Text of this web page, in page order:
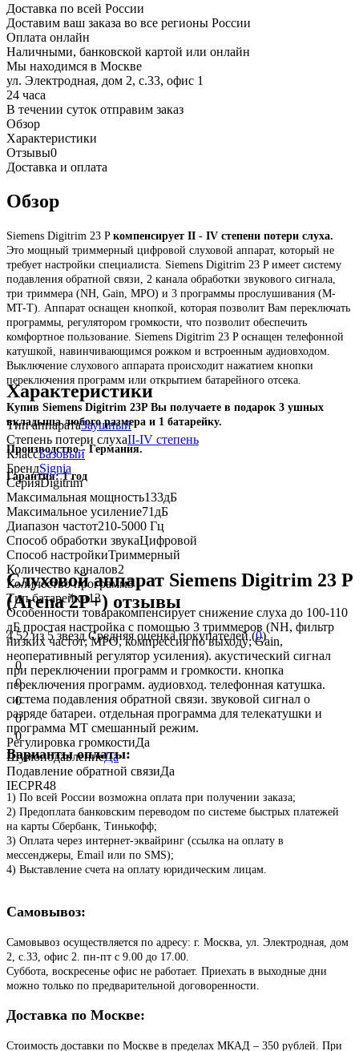
Доставка по всей России
Доставим ваш заказа во все регионы России
Оплата онлайн
Наличными, банковской картой или онлайн
Мы находимся в Москве
ул. Электродная, дом 2, с.33, офис 1
24 часа
В течении суток отправим заказ
Обзор
Характеристики
Отзывы0
Доставка и оплата
Обзор
Siemens Digitrim 23 P компенсирует II - IV степени потери слуха.
Это мощный триммерный цифровой слуховой аппарат, который не
требует настройки специалиста. Siemens Digitrim 23 P имеет систему
подавления обратной связи, 2 канала обработки звукового сигнала,
три триммера (NH, Gain, MPO) и 3 программы прослушивания (M-
MT-T). Аппарат оснащен кнопкой, которая позволит Вам переключать
программы, регулятором громкости, что позволит обеспечить
комфортное пользование. Siemens Digitrim 23 P оснащен телефонной
катушкой, навинчивающимся рожком и встроенным аудиовходом.
Выключение слухового аппарата происходит нажатием кнопки
переключения программ или открытием батарейного отсека.
Купив Siemens Digitrim 23P Вы получаете в подарок 3 ушных
вкладыша любого размера и 1 батарейку.
Производство - Германия.
Гарантия:1 год
Характеристики
Тип аппаратаЗаушный
Степень потери слухаII-IV степень
КлассБазовый
БрендSignia
СерияDigitrim
Максимальная мощность133дБ
Максимальное усиление71дБ
Диапазон частот210-5000 Гц
Способ обработки звукаЦифровой
Способ настройкиТриммерный
Количество каналов2
Количество программ3
Тип батарейки13
Особенности товаракомпенсирует снижение слуха до 100-110
дБ простая настройка с помощью 3 триммеров (NH, фильтр
низких частот; MPO, компрессия по выходу; Gain,
неоперативный регулятор усиления). акустический сигнал
при переключении программ и громкости. кнопка
переключения программ. аудиовход. телефонная катушка.
система подавления обратной связи. звуковой сигнал о
разряде батареи. отдельная программа для телекатушки и
программа MT смешанный режим.
Регулировка громкостиДа
ШумоподавлениеДа
Подавление обратной связиДа
IECPR48
Слуховой аппарат Siemens Digitrim 23 P
(Arena 2P+) отзывы
4.52из 5 звезд Средняя оценка покупателей (0)
0
0
0
0
0
Варианты оплаты:
1) По всей России возможна оплата при получении заказа;
2) Предоплата банковским переводом по системе быстрых платежей
на карты Сбербанк, Тинькофф;
3) Оплата через интернет-эквайринг (ссылка на оплату в
мессенджеры, Email или по SMS);
4) Выставление счета на оплату юридическим лицам.
Самовывоз:
Самовывоз осуществляется по адресу: г. Москва, ул. Электродная, дом
2, с.33, офис 2. пн-пт с 9.00 до 17.00.
Суббота, воскресенье офис не работает. Приехать в выходные дни
можно только по предварительной договоренности.
Доставка по Москве:
Стоимость доставки по Москве в пределах МКАД – 350 рублей. При